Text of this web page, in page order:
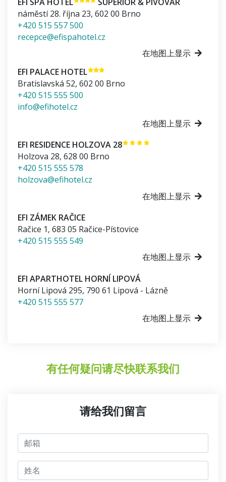
náměstí 28. října 23, 602 00 Brno
+420 515 557 500
recepce@efispahotel.cz
在地图上显示
EFI PALACE HOTEL
Bratislavská 52, 602 00 Brno
+420 515 555 500
info@efihotel.cz
在地图上显示
EFI RESIDENCE HOLZOVA 28
Holzova 28, 628 00 Brno
+420 515 555 578
holzova@efihotel.cz
在地图上显示
EFI ZÁMEK RAČICE
Račice 1, 683 05 Račice-Pístovice
+420 515 555 549
在地图上显示
EFI APARTHOTEL HORNÍ LIPOVÁ
Horní Lipová 295, 790 61 Lipová - Lázně
+420 515 555 577
在地图上显示
有任何疑问请尽快联系我们
请给我们留言
邮箱
jmeno